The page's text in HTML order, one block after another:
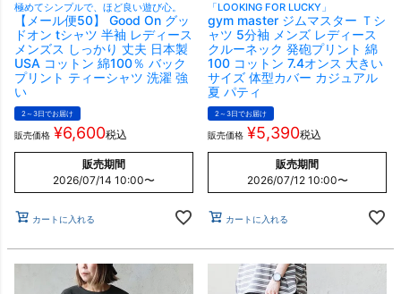
極めてシンプルで、ほど良い遊び心。
【メール便50】 Good On グッ
ドオン tシャツ 半袖 レディース
メンズス しっかり 丈夫 日本製
USA コットン 綿100％ バック
プリント ティーシャツ 洗濯 強
い
2～3日でお届け
販売価格 ¥6,600税込
販売期間
2026/07/14 10:00〜
カートに入れる
「LOOKING FOR LUCKY」
gym master ジムマスター Ｔシ
ャツ 5分袖 メンズ レディース
クルーネック 発砲プリント 綿
100 コットン 7.4オンス 大きい
サイズ 体型カバー カジュアル
夏 パティ
2～3日でお届け
販売価格 ¥5,390税込
販売期間
2026/07/12 10:00〜
カートに入れる